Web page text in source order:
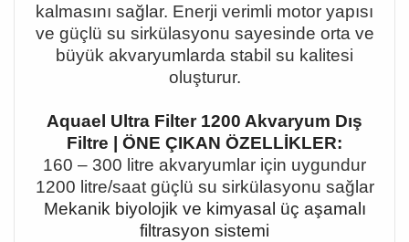
kalmasını sağlar. Enerji verimli motor yapısı
ve güçlü su sirkülasyonu sayesinde orta ve
büyük akvaryumlarda stabil su kalitesi
oluşturur.
Aquael Ultra Filter 1200 Akvaryum Dış
Filtre | ÖNE ÇIKAN ÖZELLİKLER:
160 – 300 litre akvaryumlar için uygundur
1200 litre/saat güçlü su sirkülasyonu sağlar
Mekanik biyolojik ve kimyasal üç aşamalı
filtrasyon sistemi